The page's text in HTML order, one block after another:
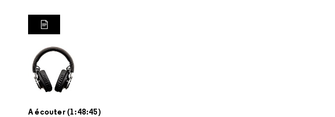
LIRE LA TRANSCRIPTION
A écouter (1:48:45)